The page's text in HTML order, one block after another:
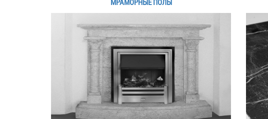
МРАМОРНЫЕ ПОЛЫ